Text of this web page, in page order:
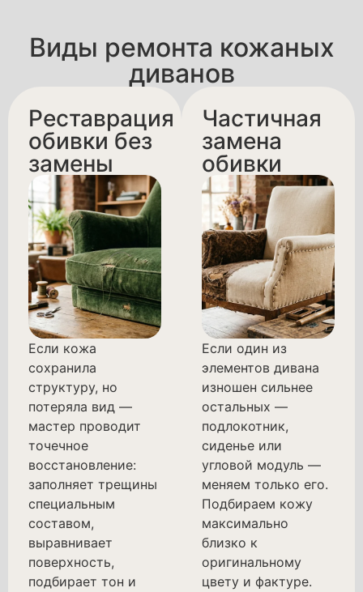
Виды ремонта кожаных
диванов
Реставрация
обивки без
замены
Если кожа
сохранила
структуру, но
потеряла вид —
мастер проводит
точечное
восстановление:
заполняет трещины
специальным
составом,
выравнивает
поверхность,
подбирает тон и
Частичная
замена
обивки
Если один из
элементов дивана
изношен сильнее
остальных —
подлокотник,
сиденье или
угловой модуль —
меняем только его.
Подбираем кожу
максимально
близко к
оригинальному
цвету и фактуре.